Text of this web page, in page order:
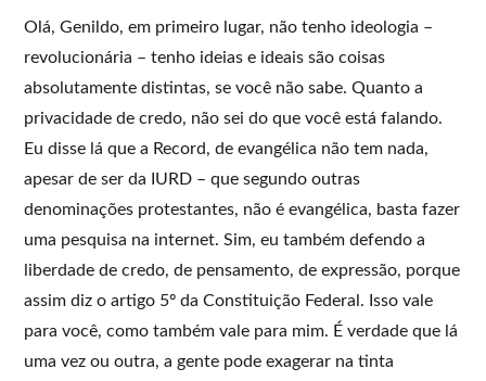
Olá, Genildo, em primeiro lugar, não tenho ideologia –
revolucionária – tenho ideias e ideais são coisas
absolutamente distintas, se você não sabe. Quanto a
privacidade de credo, não sei do que você está falando.
Eu disse lá que a Record, de evangélica não tem nada,
apesar de ser da IURD – que segundo outras
denominações protestantes, não é evangélica, basta fazer
uma pesquisa na internet. Sim, eu também defendo a
liberdade de credo, de pensamento, de expressão, porque
assim diz o artigo 5º da Constituição Federal. Isso vale
para você, como também vale para mim. É verdade que lá
uma vez ou outra, a gente pode exagerar na tinta